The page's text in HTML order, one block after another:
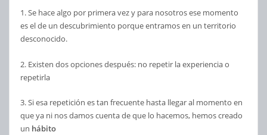
1. Se hace algo por primera vez y para nosotros ese momento
es el de un descubrimiento porque entramos en un territorio
desconocido.
2. Existen dos opciones después: no repetir la experiencia o
repetirla
3. Si esa repetición es tan frecuente hasta llegar al momento en
que ya ni nos damos cuenta de que lo hacemos, hemos creado
un hábito